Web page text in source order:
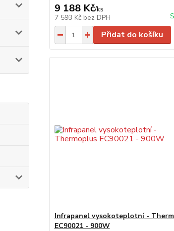
9 188 Kč/ks
7 593 Kč bez DPH
Přidat do košíku
Infrapanel vysokoteplotní -
EC90021 - 900W